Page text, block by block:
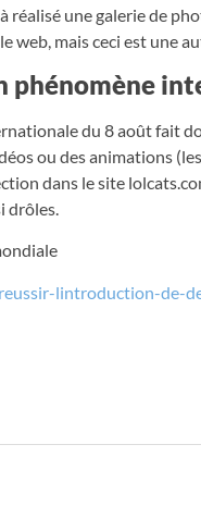
réalisé une galerie de
web, mais ceci est une
phénomène
du 8 août fait
ou des animations
dans le site
drôles.
lintroduction-de-